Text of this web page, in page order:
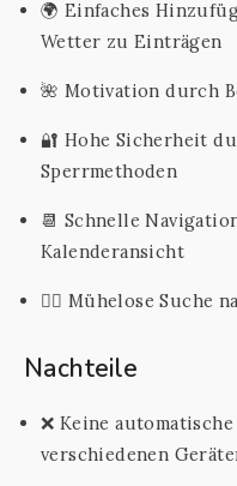
🌍 Einfaches
Wetter zu Einträgen
🌺 Motivation durch
🔐 Hohe Sicherheit
Sperrmethoden
📆 Schnelle
Kalenderansicht
🕵️‍♂️ Mühelose Suche
Nachteile
❌ Keine
verschiedenen